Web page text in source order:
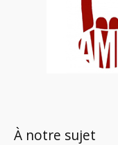
À notre sujet